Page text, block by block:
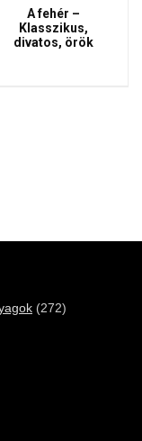
A fehér –
Klasszikus,
divatos, örök
(272)